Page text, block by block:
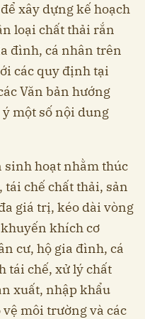
xây dựng kế hoạch
loại chất thải rắn
đình, cá nhân trên
các quy định tại
Văn bản hướng
một số nội dung
sinh hoạt nhằm thúc
tái chế chất thải, sản
giá trị, kéo dài vòng
khích cơ
cư, hộ gia đình, cá
tái chế, xử lý chất
xuất, nhập khẩu
môi trường và các